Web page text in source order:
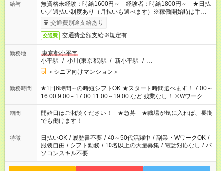
給与
無資格未経験：時給1600円～ 経験者：時給1800円～ ★日払
い／週払い制度あり（月払いも選べます）※稼働開始時は手続き
完了次第のお支払いとなります。
交通費別途支給あり
交通費 交通費全額支給※規定有
勤務地
東京都小平市
小平駅 / 小川(東京都)駅 / 新小平駅 / …
＜シニア向けマンション＞
勤務時間
★1日6時間～の時短シフトOK ★スタート時間選べます！ 7:00～
16:00 9:00～17:00 11:00～19:00 など 残業なし！ ※Wワークの
場合、他のお仕事と合わせ週40時間超の就業はご案内できませ
ん ※法令に基づき、週20時間以上勤務は社会保険への加入対象
となります ※労働者派遣法（日雇い派遣の原則禁止）により、
短時間・短期間の就業はご案内が難しい場合があります
期間
開始日はご相談ください！ ★急募 ★職場が気に入れば、長期
でも働けます！
特徴 日払いOK / 履歴書不要 / 40～50代活躍中 / 副業・WワークOK /
服装自由 / シフト勤務 / 10名以上の大量募集 / 電話対応なし / パ
ソコンスキル不要